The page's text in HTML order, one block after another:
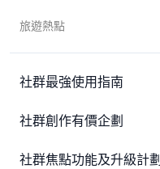
旅遊熱點
社群最強使用指南
社群創作有價企劃
社群焦點功能及升級計劃